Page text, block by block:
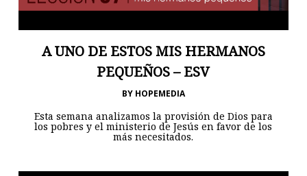
A UNO DE ESTOS MIS HERMANOS
PEQUEÑOS – ESV
BY HOPEMEDIA
Esta semana analizamos la provisión de Dios para
los pobres y el ministerio de Jesús en favor de los
más necesitados.